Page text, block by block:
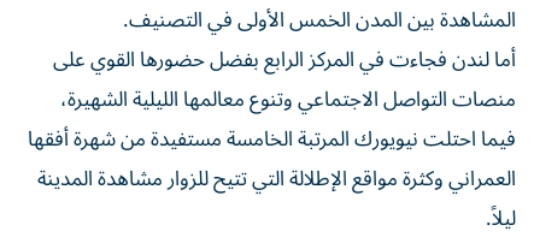
المشاهدة بين المدن الخمس الأولى في التصنيف.
أما لندن فجاءت في المركز الرابع بفضل حضورها القوي على
منصات التواصل الاجتماعي وتنوع معالمها الليلية الشهيرة،
فيما احتلت نيويورك المرتبة الخامسة مستفيدة من شهرة أفقها
العمراني وكثرة مواقع الإطلالة التي تتيح للزوار مشاهدة المدينة
ليلاً.